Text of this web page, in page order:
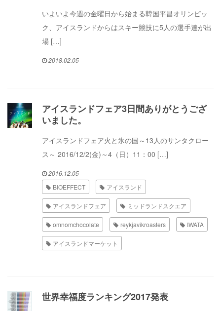
いよいよ今週の金曜日から始まる韓国平昌オリンピッ
ク、アイスランドからはスキー競技に5人の選手達が出
場 […]
2018.02.05
アイスランドフェア3日間ありがとうござ
いました。
アイスランドフェア火と氷の国～13人のサンタクロー
ス～ 2016/12/2(金)～4（日）11：00 […]
2016.12.05
BIOEFFECT
アイスランド
アイスランドフェア ミッドランドスクエア
omnomchocolate reykjavikroasters IWATA
アイスランドマーケット
世界幸福度ランキング2017発表